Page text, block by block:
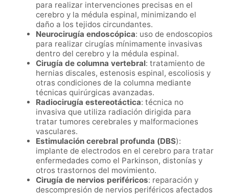
para realizar intervenciones precisas en el
cerebro y la médula espinal, minimizando el
daño a los tejidos circundantes.
Neurocirugía endoscópica: uso de endoscopios
para realizar cirugías mínimamente invasivas
dentro del cerebro y la médula espinal.
Cirugía de columna vertebral: tratamiento de
hernias discales, estenosis espinal, escoliosis y
otras condiciones de la columna mediante
técnicas quirúrgicas avanzadas.
Radiocirugía estereotáctica: técnica no
invasiva que utiliza radiación dirigida para
tratar tumores cerebrales y malformaciones
vasculares.
Estimulación cerebral profunda (DBS):
implante de electrodos en el cerebro para tratar
enfermedades como el Parkinson, distonías y
otros trastornos del movimiento.
Cirugía de nervios periféricos: reparación y
descompresión de nervios periféricos afectados